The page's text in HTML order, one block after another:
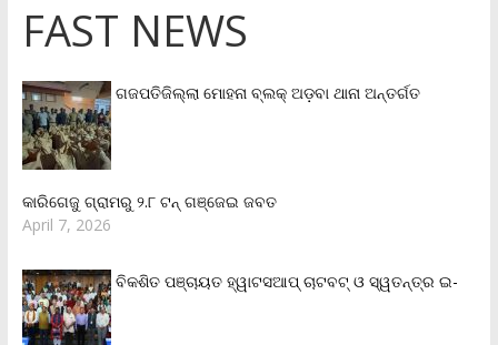
FAST NEWS
ଗଜପତିଜିଲ୍ଲା ମୋହନା ବ୍ଲକ୍‌ ଅଡ଼ବା ଥାନା ଅନ୍ତର୍ଗତ
କାରିଗେଜୁ ଗ୍ରାମରୁ ୨.୮ ଟନ୍ ଗଞ୍ଜେଇ ଜବତ
April 7, 2026
ବିକଶିତ ପଞ୍ଚାୟତ ହ୍ୱାଟସଆପ୍ ଚାଟବଟ୍ ଓ ସ୍ୱତନ୍ତ୍ର ଇ-